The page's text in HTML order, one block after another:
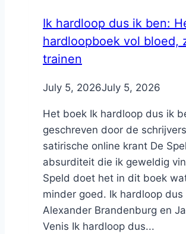
Ik hardloop dus ik ben:
hardloopboek vol bloed,
trainen
ByNicole
July 5, 2026July 5, 2026
Het boek Ik hardloop dus ik
geschreven door de
satirische online krant De
absurditeit die ik geweldig
Speld doet het in dit boek
minder goed. Ik hardloop dus
Alexander Brandenburg en
Venis Ik hardloop dus...